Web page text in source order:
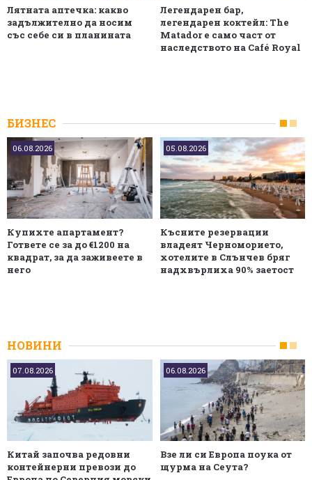
Лятната аптечка: какво
задължително да носим
със себе си в планината
Легендарен бар,
легендарен коктейл: The
Matador е само част от
наследството на Café Royal
БИЗНЕС
06.08.2026
Купихте апартамент?
Гответе се за до €1200 на
квадрат, за да заживеете в
него
05.08.2026
Късните резервации
владеят Черноморието,
хотелите в Слънчев бряг
надхвърлиха 90% заетост
НОВИНИ
07.08.2026
Китай започва редовни
контейнерни превози до
06.08.2026
Взе ли си Европа поука от
щурма на Сеута?